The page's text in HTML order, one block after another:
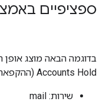
ספציפיים
Accounts Hold (ההקפאה הראשונה של חשבונות אימייל) עבור:
שירות: mail